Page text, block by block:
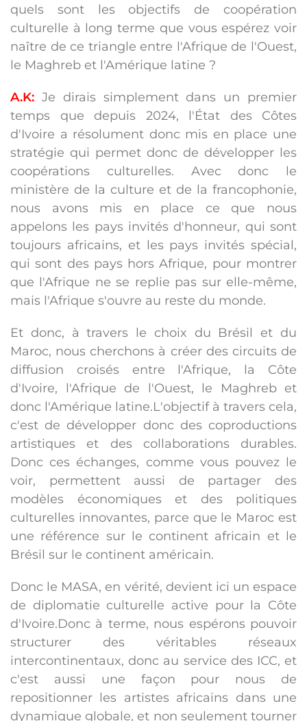
quels sont les objectifs de coopération
culturelle à long terme que vous espérez voir
naître de ce triangle entre l'Afrique de l'Ouest,
le Maghreb et l'Amérique latine ?
A.K: Je dirais simplement dans un premier
temps que depuis 2024, l'État des Côtes
d'Ivoire a résolument donc mis en place une
stratégie qui permet donc de développer les
coopérations culturelles. Avec donc le
ministère de la culture et de la francophonie,
nous avons mis en place ce que nous
appelons les pays invités d'honneur, qui sont
toujours africains, et les pays invités spécial,
qui sont des pays hors Afrique, pour montrer
que l'Afrique ne se replie pas sur elle-même,
mais l'Afrique s'ouvre au reste du monde.
Et donc, à travers le choix du Brésil et du
Maroc, nous cherchons à créer des circuits de
diffusion croisés entre l'Afrique, la Côte
d'Ivoire, l'Afrique de l'Ouest, le Maghreb et
donc l'Amérique latine.L'objectif à travers cela,
c'est de développer donc des coproductions
artistiques et des collaborations durables.
Donc ces échanges, comme vous pouvez le
voir, permettent aussi de partager des
modèles économiques et des politiques
culturelles innovantes, parce que le Maroc est
une référence sur le continent africain et le
Brésil sur le continent américain.
Donc le MASA, en vérité, devient ici un espace
de diplomatie culturelle active pour la Côte
d'Ivoire.Donc à terme, nous espérons pouvoir
structurer des véritables réseaux
intercontinentaux, donc au service des ICC, et
c'est aussi une façon pour nous de
repositionner les artistes africains dans une
dynamique globale, et non seulement tourner